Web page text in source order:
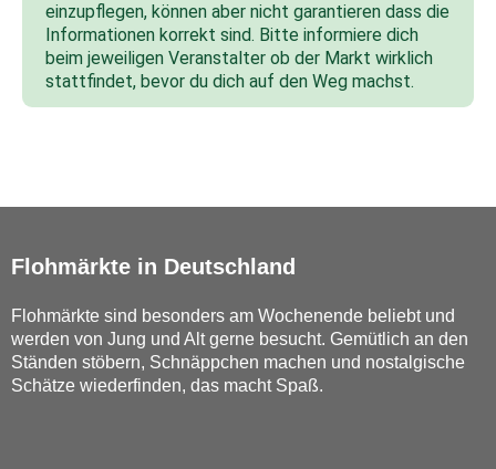
einzupflegen, können aber nicht garantieren dass die
Informationen korrekt sind. Bitte informiere dich
beim jeweiligen Veranstalter ob der Markt wirklich
stattfindet, bevor du dich auf den Weg machst.
Flohmärkte in Deutschland
Flohmärkte sind besonders am Wochenende beliebt und
werden von Jung und Alt gerne besucht. Gemütlich an den
Ständen stöbern, Schnäppchen machen und nostalgische
Schätze wiederfinden, das macht Spaß.